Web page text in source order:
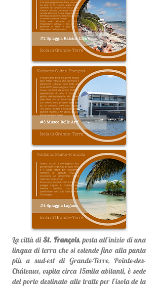
La città diSt. François, posta all’inizio di una
lingua di terra che si estende fino alla punta
più a sud-est di Grande-Terre, Pointe-des-
Châteaux, ospita circa 15mila abitanti, è sede
del porto destinato alle tratte per l’isola de la